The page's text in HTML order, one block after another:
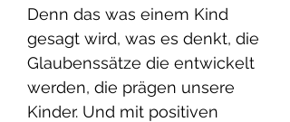
Denn das was einem Kind
gesagt wird, was es denkt, die
Glaubenssätze die entwickelt
werden, die prägen unsere
Kinder. Und mit positiven